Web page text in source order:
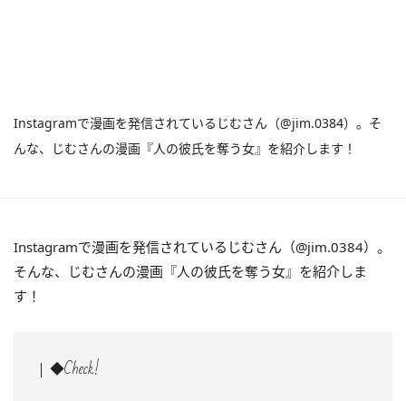
Instagramで漫画を発信されているじむさん（@jim.0384）。そ
んな、じむさんの漫画『人の彼氏を奪う女』を紹介します！
Instagramで漫画を発信されているじむさん（@jim.0384）。
そんな、じむさんの漫画『人の彼氏を奪う女』を紹介しま
す！
◆Check!